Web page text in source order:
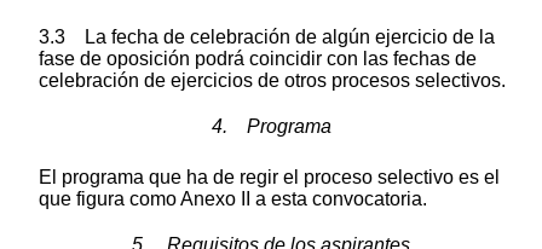
3.3 La fecha de celebración de algún ejercicio de la
fase de oposición podrá coincidir con las fechas de
celebración de ejercicios de otros procesos selectivos.
4. Programa
El programa que ha de regir el proceso selectivo es el
que figura como Anexo II a esta convocatoria.
5. Requisitos de los aspirantes